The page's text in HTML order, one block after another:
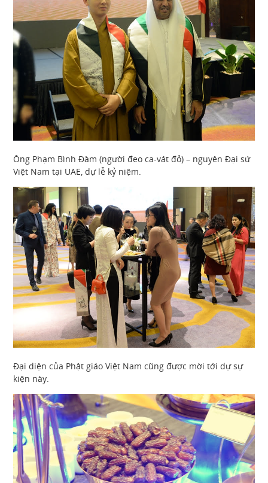
Ông Phạm Bình Đàm (người đeo ca-vát đỏ) – nguyên Đại sứ
Việt Nam tại UAE, dự lễ kỷ niệm.
Đại diện của Phật giáo Việt Nam cũng được mời tới dự sự
kiện này.